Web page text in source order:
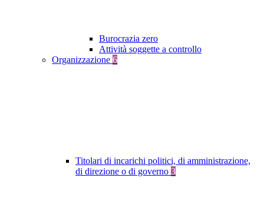
Burocrazia zero
Attività soggette a controllo
Organizzazione 6
Titolari di incarichi politici, di amministrazione,
di direzione o di governo 3